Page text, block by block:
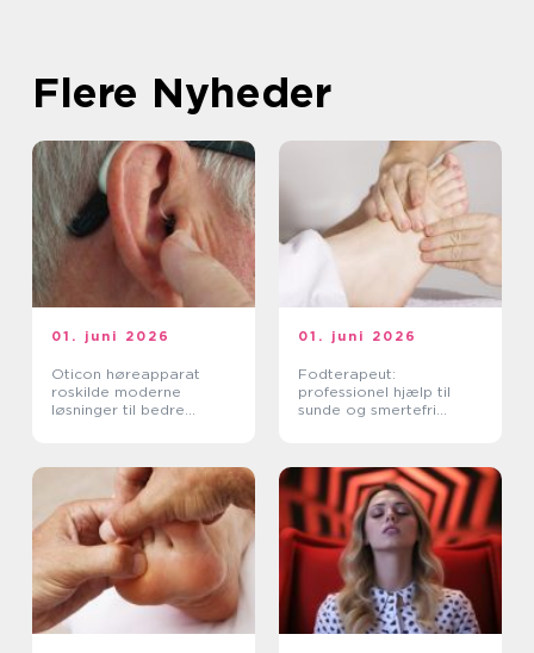
Flere Nyheder
01. juni 2026
Oticon høreapparat
roskilde moderne
løsninger til bedre
01. juni 2026
Fodterapeut:
professionel hjælp til
sunde og smertefri